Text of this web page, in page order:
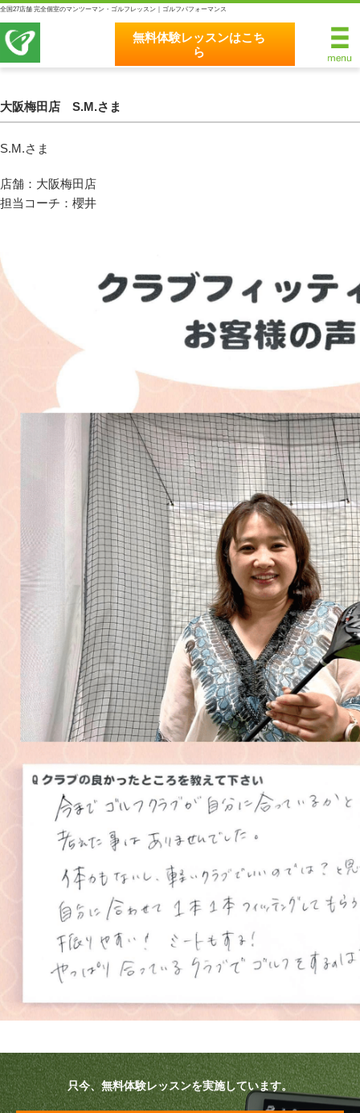
全国27店舗 完全個室のマンツーマン・ゴルフレッスン｜ゴルフパフォーマンス
無料体験レッスンはこち
ら
無料体験レッスンはこちら
完全個室マンツーマンレッスン
統一されたレッスン理論
独自のコースティーチング
クラブフィッティングの５つのこだわり
全額返金保証
エゴスキューメソッド
ゴルフが楽しみたい（初心者）
短期間での上達（初心者）
シングルを目指したい（中・上級者）
飛距離アップしたい
自分に合うクラブが欲しい
法人向けプラン
プラン・料金
店舗一覧
東京
関東（神奈川・埼玉・千葉）
中部（静岡・愛知）
関西（大阪・兵庫・滋賀）
受講生の声
採用情報
会員様ログイン
大阪梅田店 S.M.さま
S.M.さま
店舗：大阪梅田店
担当コーチ：櫻井
只今、無料体験レッスンを実施しています。